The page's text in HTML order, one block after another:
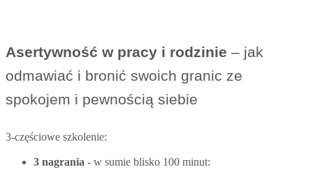
Asertywność w pracy i rodzinie – jak
odmawiać i bronić swoich granic ze
spokojem i pewnością siebie
3-częściowe szkolenie:
3 nagrania - w sumie blisko 100 minut: